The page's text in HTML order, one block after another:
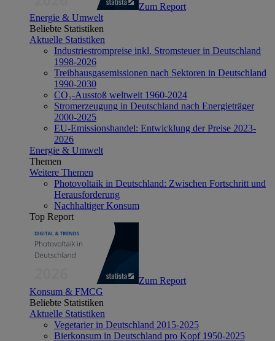
Zum Report
Energie & Umwelt
Beliebte Statistiken
Aktuelle Statistiken
Industriestrompreise inkl. Stromsteuer in Deutschland
1998-2026
Treibhausgasemissionen nach Sektoren in Deutschland
1990-2030
CO₂-Ausstoß weltweit 1960-2024
Stromerzeugung in Deutschland nach Energieträger
2000-2025
EU-Emissionshandel: Entwicklung der Preise 2023-
2026
Energie & Umwelt
Themen
Weitere Themen
Photovoltaik in Deutschland: Zwischen Fortschritt und
Herausforderung
Nachhaltiger Konsum
Top Report
Zum Report
Konsum & FMCG
Beliebte Statistiken
Aktuelle Statistiken
Vegetarier in Deutschland 2015-2025
Bierkonsum in Deutschland pro Kopf 1950-2025